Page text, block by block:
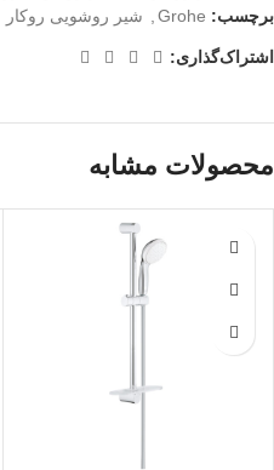
برچسب: Grohe شیر روشویی روکار
اشتراک‌گذاری:
محصولات مشابه